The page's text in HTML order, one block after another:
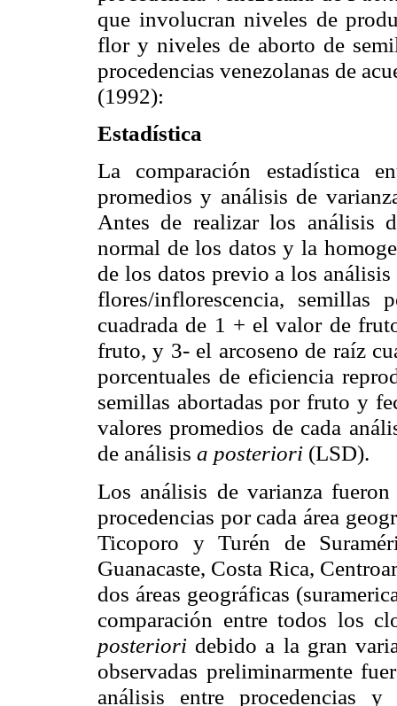
que involucran niveles de
flor y niveles de aborto de
procedencias venezolanas de
(1992):
Estadística
La comparación estadística
promedios y análisis de
Antes de realizar los análisis
normal de los datos y la
de los datos previo a los
flores/inflorescencia,
cuadrada de 1 + el valor de
fruto, y 3- el arcoseno de raíz
porcentuales de eficiencia
semillas abortadas por fruto y
valores promedios de cada
de análisis a posteriori (LSD).
Los análisis de varianza
procedencias por cada área
Ticoporo y Turén de
Guanacaste, Costa Rica,
dos áreas geográficas
comparación entre todos los
posteriori debido a la gran
observadas preliminarmente
análisis entre procedencias y